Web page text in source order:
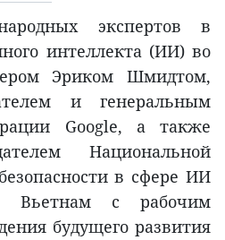
экспертов в
интеллекта (ИИ) во
Эриком Шмидтом,
и генеральным
Google, а также
Национальной
в сфере ИИ
Вьетнам с рабочим
будущего развития